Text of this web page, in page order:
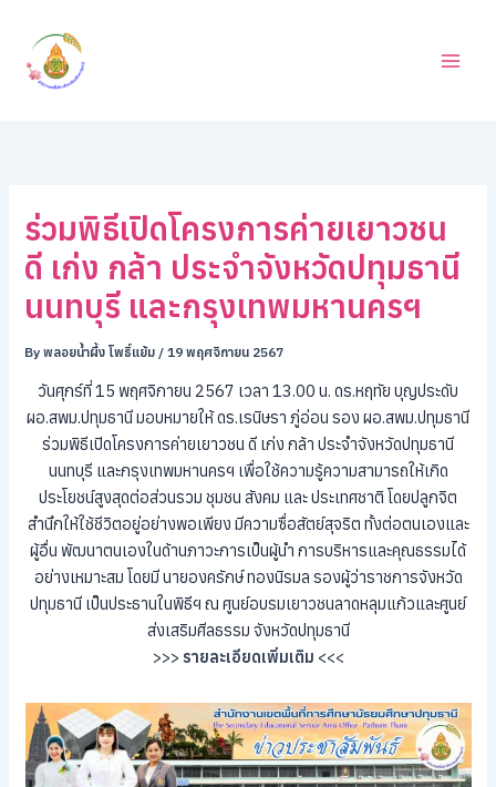
content
ร่วมพิธีเปิดโครงการค่ายเยาวชน
ดี เก่ง กล้า ประจำจังหวัดปทุมธานี
นนทบุรี และกรุงเทพมหานครฯ
Byพลอยน้ำผึ้ง โพธิ์แย้ม /19 พฤศจิกายน 2567
วันศุกร์ที่ 15 พฤศจิกายน 2567 เวลา 13.00 น. ดร.หฤทัย บุญประดับ
ผอ.สพม.ปทุมธานี มอบหมายให้ ดร.เรนิษรา ภู่อ่อน รอง ผอ.สพม.ปทุมธานี
ร่วมพิธีเปิดโครงการค่ายเยาวชน ดี เก่ง กล้า ประจำจังหวัดปทุมธานี
นนทบุรี และกรุงเทพมหานครฯ เพื่อใช้ความรู้ความสามารถให้เกิด
ประโยชน์สูงสุดต่อส่วนรวม ชุมชน สังคม และ ประเทศชาติ โดยปลูกจิต
สำนึกให้ใช้ชีวิตอยู่อย่างพอเพียง มีความซื่อสัตย์สุจริต ทั้งต่อตนเองและ
ผู้อื่น พัฒนาตนเองในด้านภาวะการเป็นผู้นำ การบริหารและคุณธรรมได้
อย่างเหมาะสม โดยมี นายองครักษ์ ทองนิรมล รองผู้ว่าราชการจังหวัด
ปทุมธานี เป็นประธานในพิธีฯ ณ ศูนย์อบรมเยาวชนลาดหลุมแก้วและศูนย์
ส่งเสริมศีลธรรม จังหวัดปทุมธานี
>>> รายละเอียดเพิ่มเติม <<<
ห
า